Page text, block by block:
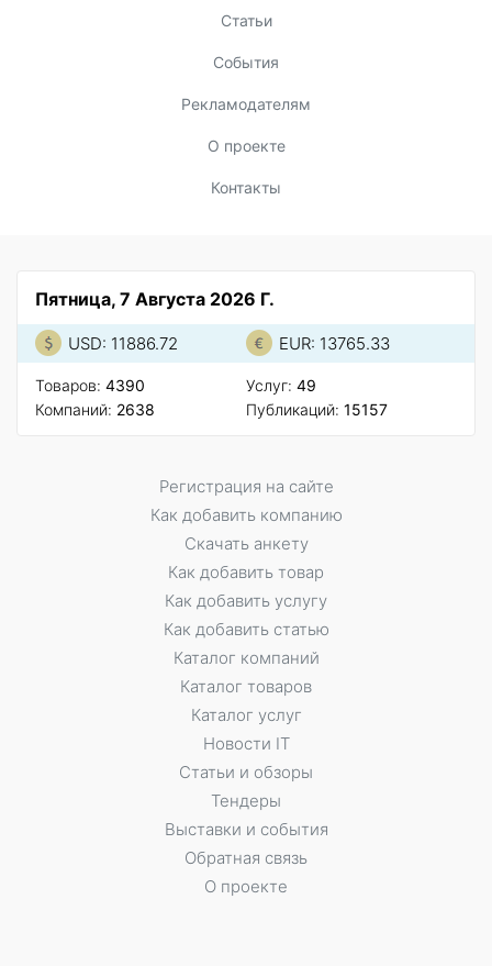
Статьи
События
Рекламодателям
О проекте
Контакты
Пятница, 7 Августа 2026 Г.
USD: 11886.72 EUR: 13765.33
Товаров: 4390
Компаний: 2638
Услуг: 49
Публикаций: 15157
Регистрация на сайте
Как добавить компанию
Скачать анкету
Как добавить товар
Как добавить услугу
Как добавить статью
Каталог компаний
Каталог товаров
Каталог услуг
Новости IT
Статьи и обзоры
Тендеры
Выставки и события
Обратная связь
О проекте